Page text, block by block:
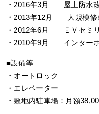
・2016年3月 屋上防水
・2013年12月 大規模修
・2012年6月 ＥＶセミ
・2010年9月 インター
■設備等
・オートロック
・エレベーター
・敷地内駐車場：月額